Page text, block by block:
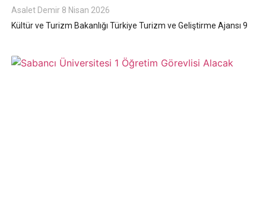
Asalet Demir 8 Nisan 2026
Kültür ve Turizm Bakanlığı Türkiye Turizm ve Geliştirme Ajansı 9